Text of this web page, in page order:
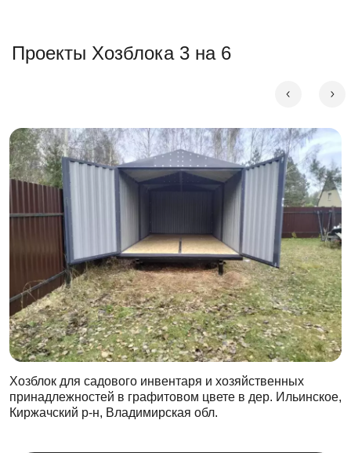
Проекты Хозблока 3 на 6
Хозблок для садового инвентаря и хозяйственных
принадлежностей в графитовом цвете в дер. Ильинское,
Киржачский р-н, Владимирская обл.